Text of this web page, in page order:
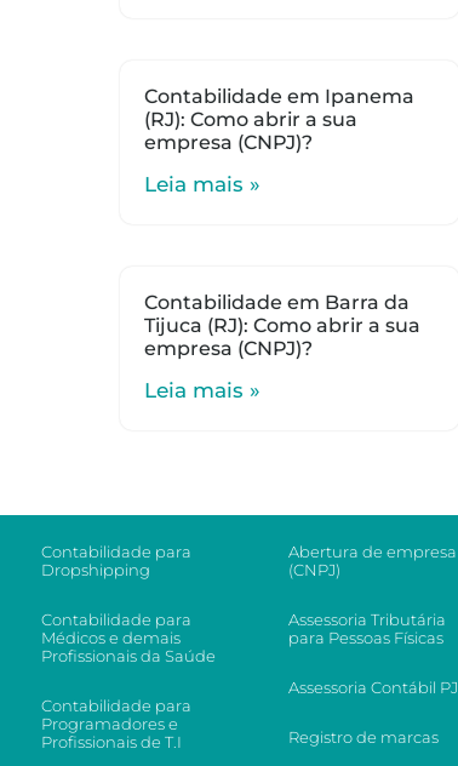
Contabilidade em Ipanema
(RJ): Como abrir a sua
empresa (CNPJ)?
Leia mais »
Contabilidade em Barra da
Tijuca (RJ): Como abrir a sua
empresa (CNPJ)?
Leia mais »
Contabilidade para
Dropshipping
Contabilidade para
Médicos e demais
Profissionais da Saúde
Contabilidade para
Programadores e
Profissionais de T.I
Abertura de empresa
(CNPJ)
Assessoria Tributária
para Pessoas Físicas
Assessoria Contábil PJ
Registro de marcas